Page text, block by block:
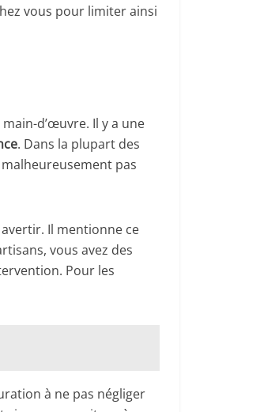
vous pour limiter ainsi
d’œuvre. Il y a une
. Dans la plupart des
pas
Il mentionne ce
vous avez des
Pour les
à ne pas négliger